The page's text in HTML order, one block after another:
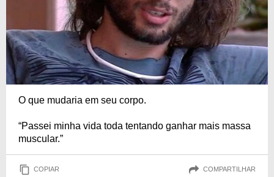
O que mudaria em seu corpo.
“Passei minha vida toda tentando ganhar mais massa
muscular.”
COPIAR COMPARTILHAR